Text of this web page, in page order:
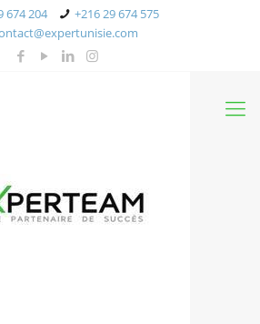
674 204
+216 29 674 575